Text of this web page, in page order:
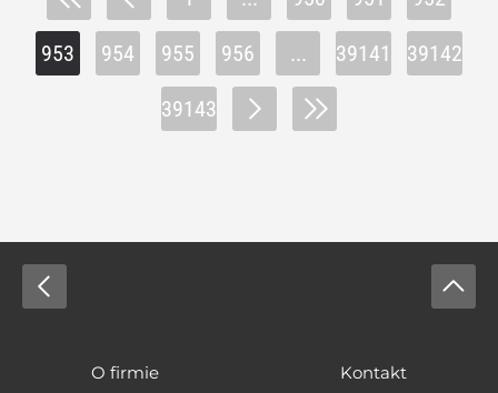
953 954 955 956 ... 39141 39142
39143
O firmie
Kontakt